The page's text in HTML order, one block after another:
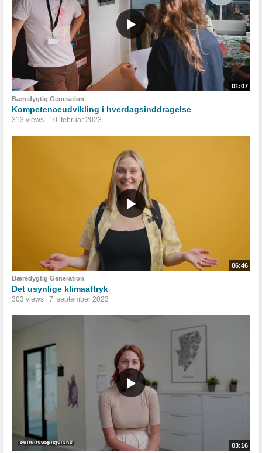
01:07
Bæredygtig Generation
Kompetenceudvikling i hverdagsinddragelse
313 views 10. februar 2023
06:46
Bæredygtig Generation
Det usynlige klimaaftryk
303 views 7. september 2023
03:16